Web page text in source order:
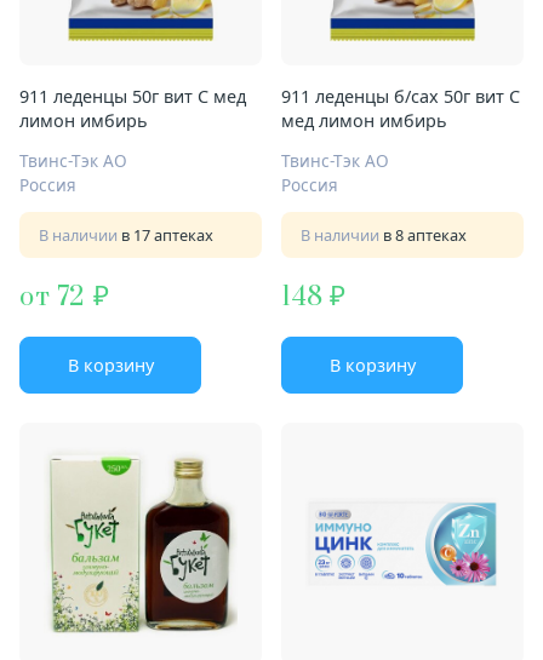
911 леденцы 50г вит C мед
лимон имбирь
Твинс-Тэк АО
Россия
В наличии в 17 аптеках
от 72
В корзину
911 леденцы б/сах 50г вит C
мед лимон имбирь
Твинс-Тэк АО
Россия
В наличии в 8 аптеках
148
В корзину